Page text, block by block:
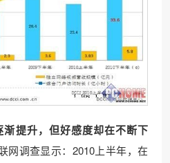
提升，但好感度却在不断下
网调查显示：2010上半年，在